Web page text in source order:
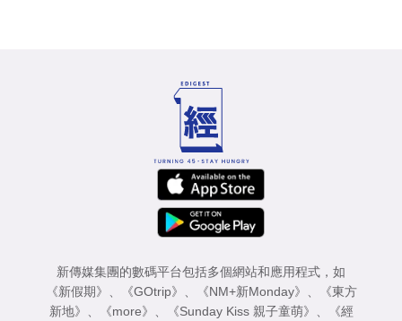
新傳媒集團的數碼平台包括多個網站和應用程式，如
《新假期》
《GOtrip》 《NM+新Monday》
《東方
新地》
《more》 《Sunday Kiss 親子童萌》
《經